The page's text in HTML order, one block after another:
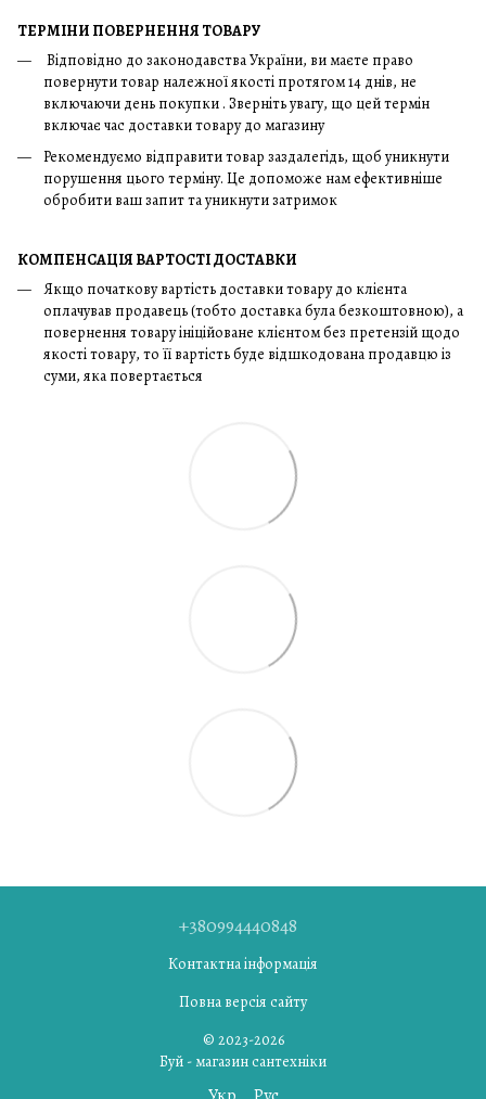
ТЕРМІНИ ПОВЕРНЕННЯ ТОВАРУ
Відповідно до законодавства України, ви маєте право
повернути товар належної якості протягом 14 днів, не
включаючи день покупки . Зверніть увагу, що цей термін
включає час доставки товару до магазину
Рекомендуємо відправити товар заздалегідь, щоб уникнути
порушення цього терміну. Це допоможе нам ефективніше
обробити ваш запит та уникнути затримок
КОМПЕНСАЦІЯ ВАРТОСТІ ДОСТАВКИ
Якщо початкову вартість доставки товару до клієнта
оплачував продавець (тобто доставка була безкоштовною), а
повернення товару ініційоване клієнтом без претензій щодо
якості товару, то її вартість буде відшкодована продавцю із
суми, яка повертається
+380994440848
Контактна інформація
Повна версія сайту
© 2023-2026
Буй - магазин сантехніки